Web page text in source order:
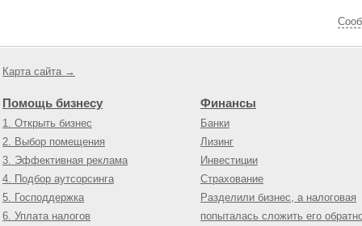
Карта сайта →
Помощь бизнесу
1. Открыть бизнес
2. Выбор помещения
3. Эффективная реклама
4. Подбор аутсорсинга
5. Господдержка
6. Уплата налогов
Финансы
Банки
Лизинг
Инвестиции
Страхование
Разделили бизнес, а налоговая
попыталась сложить его